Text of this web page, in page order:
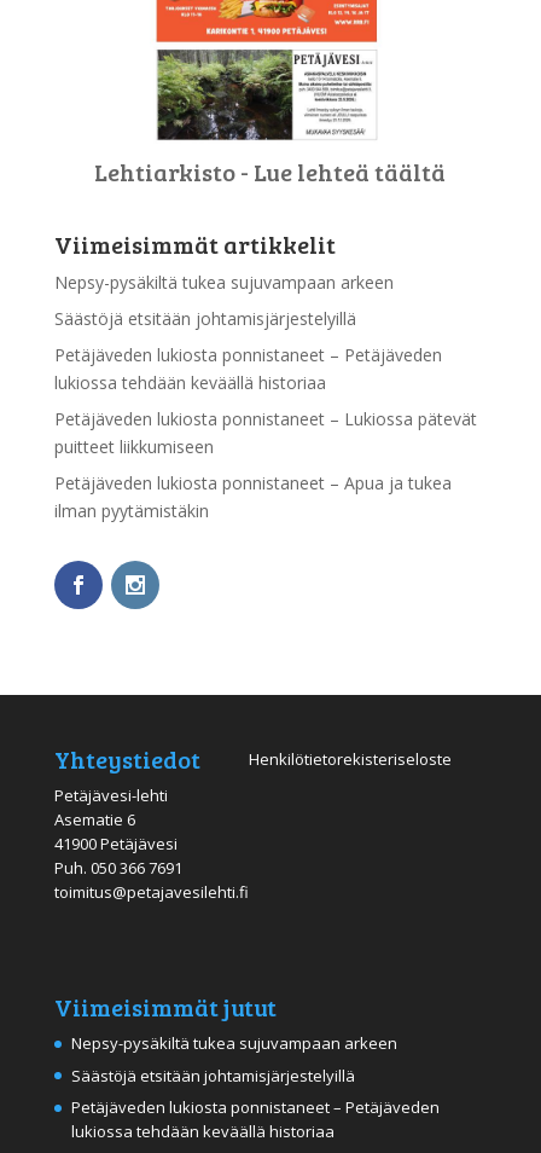
Lehtiarkisto - Lue lehteä täältä
Viimeisimmät artikkelit
Nepsy-pysäkiltä tukea sujuvampaan arkeen
Säästöjä etsitään johtamisjärjestelyillä
Petäjäveden lukiosta ponnistaneet – Petäjäveden
lukiossa tehdään keväällä historiaa
Petäjäveden lukiosta ponnistaneet – Lukiossa pätevät
puitteet liikkumiseen
Petäjäveden lukiosta ponnistaneet – Apua ja tukea
ilman pyytämistäkin
Yhteystiedot
Petäjävesi-lehti
Asematie 6
41900 Petäjävesi
Puh. 050 366 7691
toimitus@petajavesilehti.fi
Henkilötietorekisteriseloste
Viimeisimmät jutut
Nepsy-pysäkiltä tukea sujuvampaan arkeen
Säästöjä etsitään johtamisjärjestelyillä
Petäjäveden lukiosta ponnistaneet – Petäjäveden
lukiossa tehdään keväällä historiaa